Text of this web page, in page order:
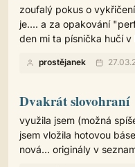
zoufalý pokus o
je.... a za opakování
den mi ta písnička hučí v
prostějanek
Dvakrát slovohraní
využila jsem (možná
jsem vložila hotovou
nová... originály v